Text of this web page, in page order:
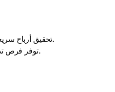
تحقيق أرباح سريعة من تحركات أسعار طفيفة.
توفر فرص تداول متكررة على مدار اليوم.